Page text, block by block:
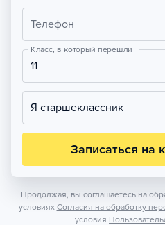
Телефон
Класс, в который перешли
11
Я старшеклассник
Записаться на
Продолжая, вы соглашаетесь на
условиях Согласия на обработку
условия